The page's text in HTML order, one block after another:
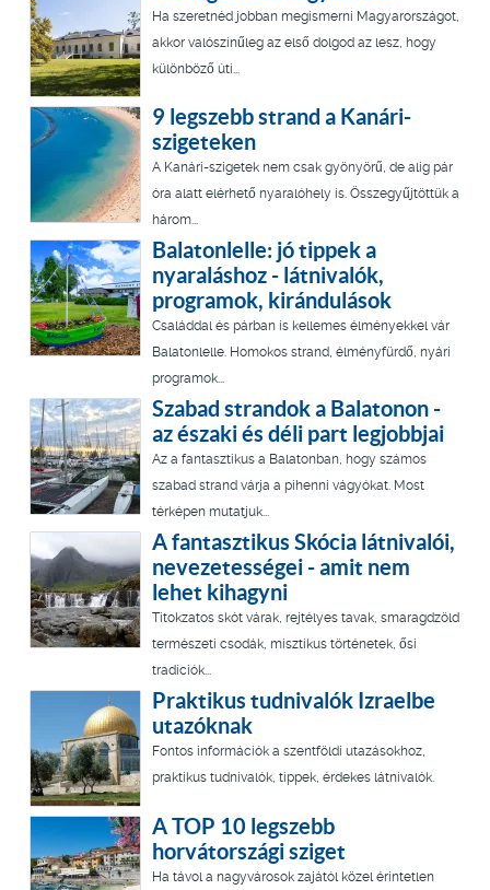
Ha szeretnéd jobban megismerni Magyarországot,
akkor valószínűleg az első dolgod az lesz, hogy
különböző úti...
9 legszebb strand a Kanári-
szigeteken
A Kanári-szigetek nem csak gyönyörű, de alig pár
óra alatt elérhető nyaralóhely is. Összegyűjtöttük a
három...
Balatonlelle: jó tippek a
nyaraláshoz - látnivalók,
programok, kirándulások
Családdal és párban is kellemes élményekkel vár
Balatonlelle. Homokos strand, élményfürdő, nyári
programok...
Szabad strandok a Balatonon -
az északi és déli part legjobbjai
Az a fantasztikus a Balatonban, hogy számos
szabad strand várja a pihenni vágyókat. Most
térképen mutatjuk...
A fantasztikus Skócia látnivalói,
nevezetességei - amit nem
lehet kihagyni
Titokzatos skót várak, rejtélyes tavak, smaragdzöld
természeti csodák, misztikus történetek, ősi
tradíciók...
Praktikus tudnivalók Izraelbe
utazóknak
Fontos információk a szentföldi utazásokhoz,
praktikus tudnivalók, tippek, érdekes látnivalók.
A TOP 10 legszebb
horvátországi sziget
Ha távol a nagyvárosok zajától közel érintetlen